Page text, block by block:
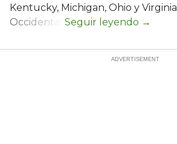
Kentucky, Michigan, Ohio y Virginia
Occidental.